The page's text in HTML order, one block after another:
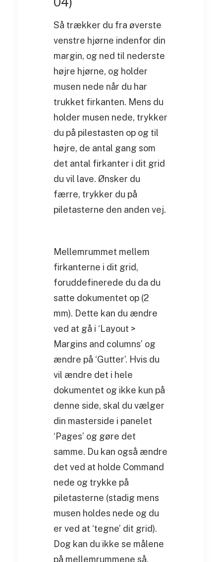
Så trækker du fra øverste
venstre hjørne indenfor din
margin, og ned til nederste
højre hjørne, og holder
musen nede når du har
trukket firkanten. Mens du
holder musen nede, trykker
du på pilestasten op og til
højre, de antal gang som
det antal firkanter i dit grid
du vil lave. Ønsker du
færre, trykker du på
piletasterne den anden vej.
Mellemrummet mellem
firkanterne i dit grid,
foruddefinerede du da du
satte dokumentet op (2
mm). Dette kan du ændre
ved at gå i ‘Layout >
Margins and columns’ og
ændre på ‘Gutter’. Hvis du
vil ændre det i hele
dokumentet og ikke kun på
denne side, skal du vælger
din masterside i panelet
‘Pages’ og gøre det
samme. Du kan også ændre
det ved at holde Command
nede og trykke på
piletasterne (stadig mens
musen holdes nede og du
er ved at ‘tegne’ dit grid).
Dog kan du ikke se målene
på mellemrummene så.